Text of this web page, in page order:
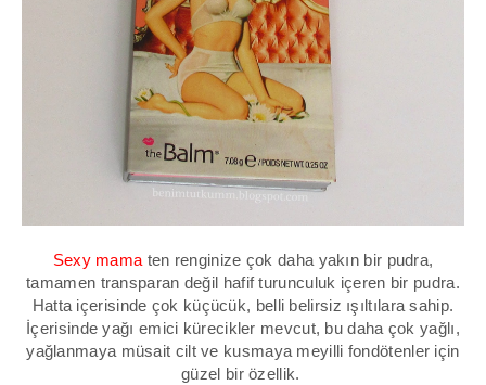
Sexy mama ten renginize çok daha yakın bir pudra,
tamamen transparan değil hafif turunculuk içeren bir pudra.
Hatta içerisinde çok küçücük, belli belirsiz ışıltılara sahip.
İçerisinde yağı emici kürecikler mevcut, bu daha çok yağlı,
yağlanmaya müsait cilt ve kusmaya meyilli fondötenler için
güzel bir özellik.